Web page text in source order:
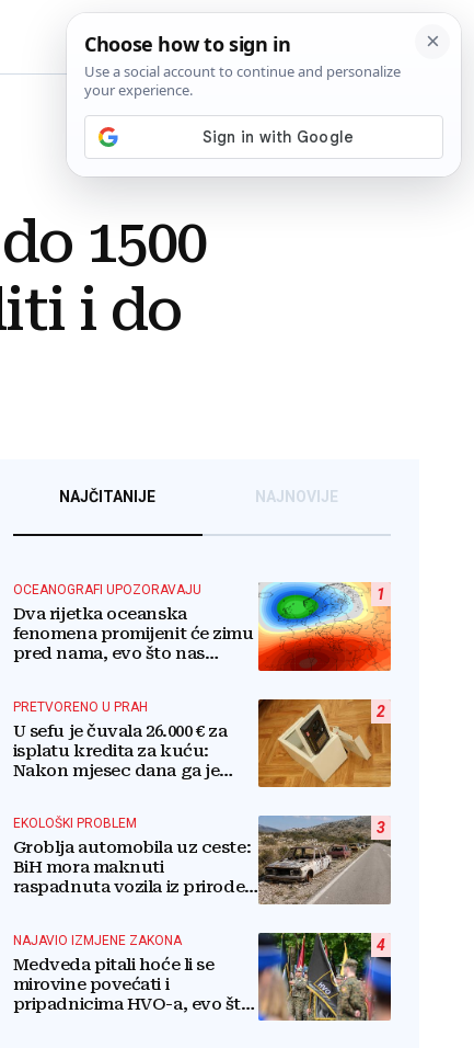
1500
i do
NAJČITANIJE NAJNOVIJE
1
OCEANOGRAFI UPOZORAVAJU
Dva rijetka oceanska
fenomena promijenit će zimu
pred nama, evo što nas
2
PRETVORENO U PRAH
U sefu je čuvala 26.000 € za
isplatu kredita za kuću:
Nakon mjesec dana ga je
3
EKOLOŠKI PROBLEM
Groblja automobila uz ceste:
BiH mora maknuti
raspadnuta vozila iz prirode i
4
NAJAVIO IZMJENE ZAKONA
Medveda pitali hoće li se
mirovine povećati i
pripadnicima HVO-a, evo što